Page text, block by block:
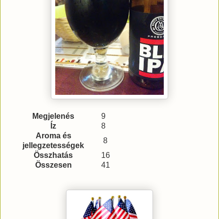
Megjelenés
9
Íz
8
Aroma és
jellegzetességek
8
Összhatás
16
Összesen
41